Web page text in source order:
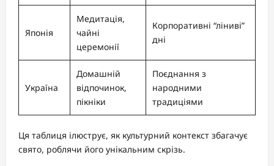
Японія
Медитація,
чайні
церемонії
Корпоративні “ліниві”
дні
Україна
Домашній
відпочинок,
пікніки
Поєднання з
народними
традиціями
Ця таблиця ілюструє, як культурний контекст збагачує
свято, роблячи його унікальним скрізь.